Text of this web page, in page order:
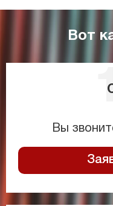
Вот
Вы